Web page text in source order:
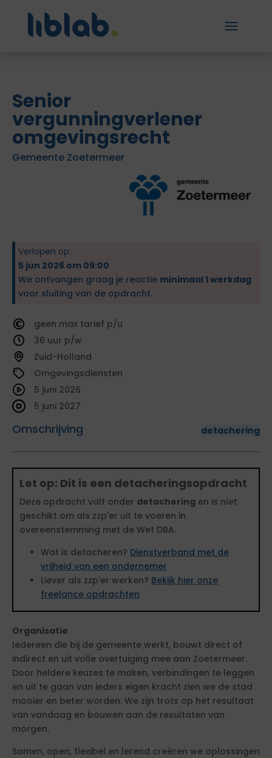
Senior
vergunningverlener
omgevingsrecht
Gemeente Zoetermeer
Verlopen op:
5 jun 2026 om 09:00
We ontvangen graag je reactie minimaal 1 werkdag
voor sluiting van de opdracht.
geen
tarief
36
Zuid-Holland
Omgevingsdiensten
Omschrijving detachering
5 juni 2026
5 juni 2027
Let op: Dit is een detacheringsopdracht
Deze opdracht valt onder detachering en is niet
geschikt om als zzp'er uit te voeren in
overeenstemming met de Wet DBA.
Wat is detacheren? Dienstverband met de
vrijheid van een ondernemer
Liever als zzp'er werken? Bekijk hier onze
freelance opdrachten
Organisatie
Iedereen die bij de gemeente werkt, bouwt direct of
indirect en uit volle overtuiging mee aan Zoetermeer.
Door heldere keuzes te maken, verbindingen te leggen
en uit te gaan van ieders eigen kracht zien we de stad
mooier en beter worden. We zijn trots op het resultaat
van vandaag en bouwen aan de resultaten van
morgen.
Samen, open, flexibel en lerend creëren we oplossingen